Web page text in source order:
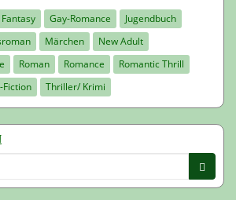
Fantasy Gay-Romance
Jugendbuch
Märchen
New Adult
Roman Romance
Romantic Thrill
Fiction Thriller/ Krimi